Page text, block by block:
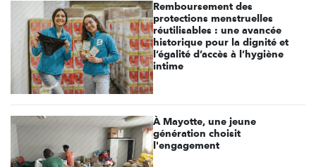
Remboursement des
protections menstruelles
réutilisables : une avancée
historique pour la dignité et
l’égalité d’accès à l’hygiène
intime
À Mayotte, une jeune
génération choisit
l'engagement